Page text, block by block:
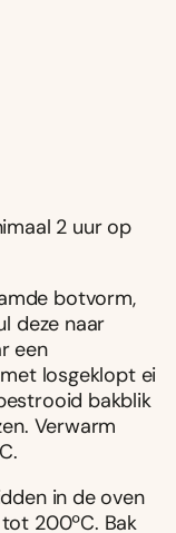
2 uur op
botvorm,
deze naar
een
losgeklopt ei
bakblik
Verwarm
in de oven
200ºC. Bak